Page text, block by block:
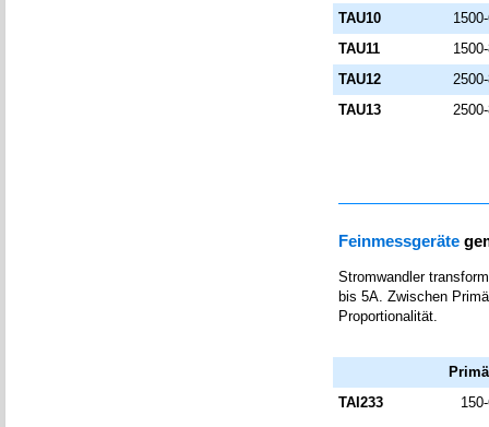
TAU10
TAU11
TAU12
TAU13
Feinmessgeräte
Stromwandler
bis 5A. Zwischen
Proportionalität.
TAI233